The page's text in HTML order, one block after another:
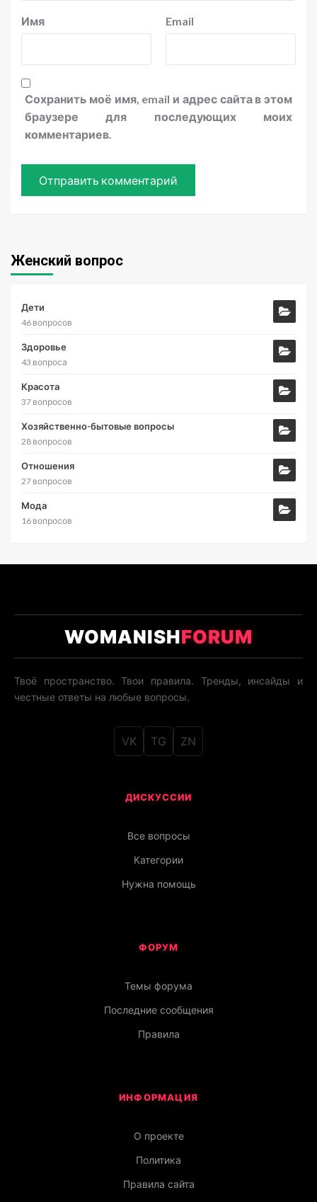
Имя Email
Сохранить моё имя, email и адрес сайта в этом
браузере для последующих моих
комментариев.
Женский вопрос
Дети
46 вопросов
Здоровье
43 вопроса
Красота
37 вопросов
Хозяйственно-бытовые вопросы
28 вопросов
Отношения
27 вопросов
Мода
16 вопросов
WOMANISHFORUM
Твоё пространство. Твои правила. Тренды, инсайды и
честные ответы на любые вопросы.
VK TG ZN
ДИСКУССИИ
Все вопросы
Категории
Нужна помощь
ФОРУМ
Темы форума
Последние сообщения
Правила
ИНФОРМАЦИЯ
О проекте
Политика
Правила сайта